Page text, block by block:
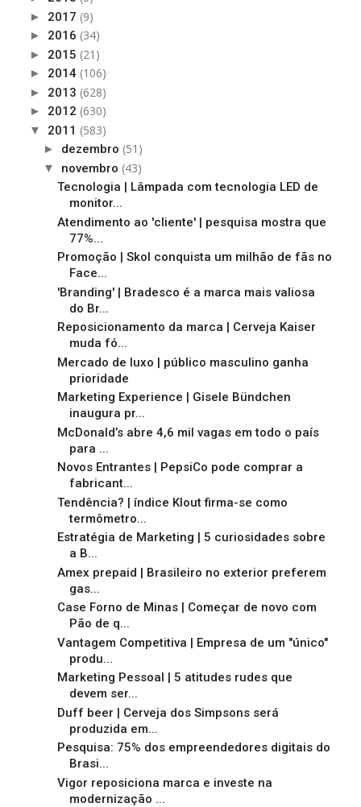
► 2017 (9)
► 2016 (34)
► 2015 (21)
► 2014 (106)
► 2013 (628)
► 2012 (630)
▼ 2011 (583)
► dezembro (51)
▼ novembro (43)
Tecnologia | Lâmpada com tecnologia LED de
monitor...
Atendimento ao 'cliente' | pesquisa mostra que
77%...
Promoção | Skol conquista um milhão de fãs no
Face...
'Branding' | Bradesco é a marca mais valiosa
do Br...
Reposicionamento da marca | Cerveja Kaiser
muda fó...
Mercado de luxo | público masculino ganha
prioridade
Marketing Experience | Gisele Bündchen
inaugura pr...
McDonald’s abre 4,6 mil vagas em todo o país
para ...
Novos Entrantes | PepsiCo pode comprar a
fabricant...
Tendência? | índice Klout firma-se como
termômetro...
Estratégia de Marketing | 5 curiosidades sobre
a B...
Amex prepaid | Brasileiro no exterior preferem
gas...
Case Forno de Minas | Começar de novo com
Pão de q...
Vantagem Competitiva | Empresa de um "único"
produ...
Marketing Pessoal | 5 atitudes rudes que
devem ser...
Duff beer | Cerveja dos Simpsons será
produzida em...
Pesquisa: 75% dos empreendedores digitais do
Brasi...
Vigor reposiciona marca e investe na
modernização ...